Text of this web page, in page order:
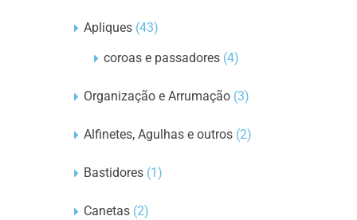
Apliques (43)
coroas e passadores (4)
Organização e Arrumação (3)
Alfinetes, Agulhas e outros (2)
Bastidores (1)
Canetas (2)